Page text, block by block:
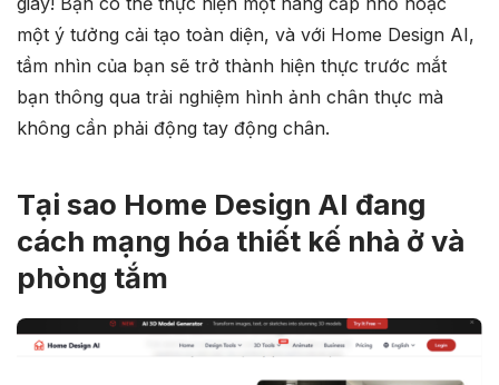
một ý tưởng cải tạo toàn diện, và với Home Design AI,
tầm nhìn của bạn sẽ trở thành hiện thực trước mắt
bạn thông qua trải nghiệm hình ảnh chân thực mà
không cần phải động tay động chân.
Tại sao Home Design AI đang
cách mạng hóa thiết kế nhà ở và
phòng tắm